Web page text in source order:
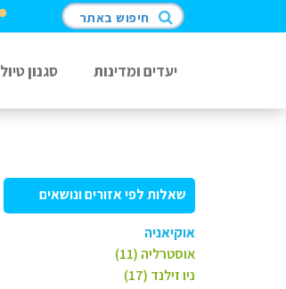
חיפוש באתר
יעדים ומדינות סגנון טיול
שאלות לפי אזורים ונושאים
אוקיאניה
אוסטרליה (11)
ניו זילנד (17)